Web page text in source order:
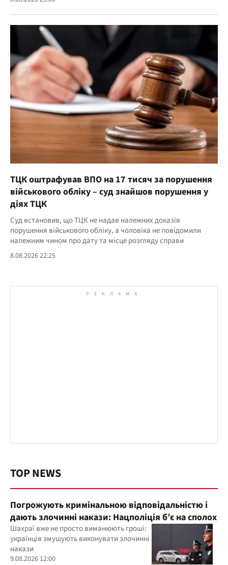
ТЦК оштрафував ВПО на 17 тисяч за порушення
військового обліку – суд знайшов порушення у
діях ТЦК
Суд встановив, що ТЦК не надав належних доказів
порушення військового обліку, а чоловіка не повідомили
належним чином про дату та місце розгляду справи
8.08.2026 22:25
TOP NEWS
Погрожують кримінальною відповідальністю і
дають злочинні накази: Нацполіція б’є на сполох
Шахраї вже не просто виманюють гроші:
українців змушують виконувати злочинні
накази
9.08.2026 12:00